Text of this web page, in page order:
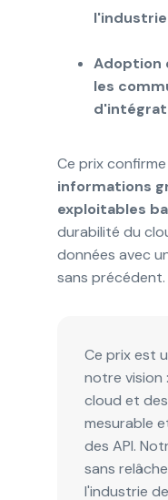
l'industrie
Adoption
les
Ce prix
informations
exploitables
durabilité du
données avec
sans précédent.
Ce prix est
notre vision
cloud et
mesurable
des API.
sans
l'industrie